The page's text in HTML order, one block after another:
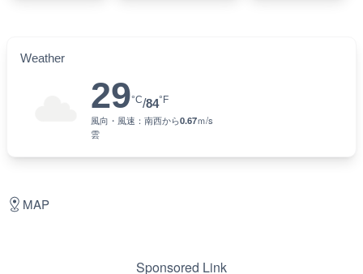
Weather
29°C/84°F
風向・風速： 南西から0.67ｍ/s
雲
MAP
Sponsored Link